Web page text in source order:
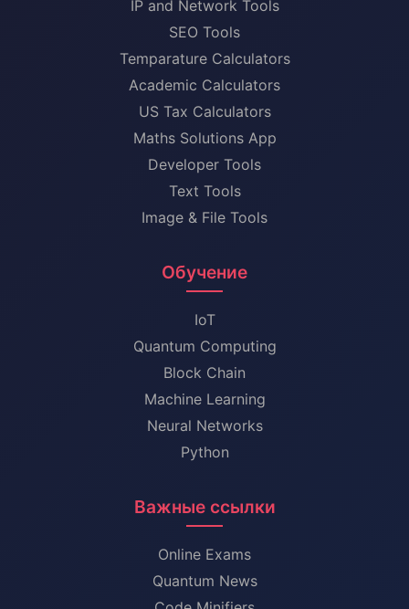
IP and Network Tools
SEO Tools
Temparature Calculators
Academic Calculators
US Tax Calculators
Maths Solutions App
Developer Tools
Text Tools
Image & File Tools
Обучение
IoT
Quantum Computing
Block Chain
Machine Learning
Neural Networks
Python
Важные ссылки
Online Exams
Quantum News